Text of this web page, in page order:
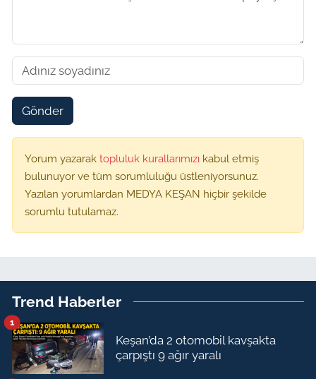
Gönder
Yorum yazarak topluluk kurallarımızı kabul etmiş
bulunuyor ve tüm sorumluluğu üstleniyorsunuz.
Yazılan yorumlardan MEDYA KEŞAN hiçbir şekilde
sorumlu tutulamaz.
Trend Haberler
Keşan’da 2 otomobil kavşakta
çarpıştı 9 ağır yaralı
1